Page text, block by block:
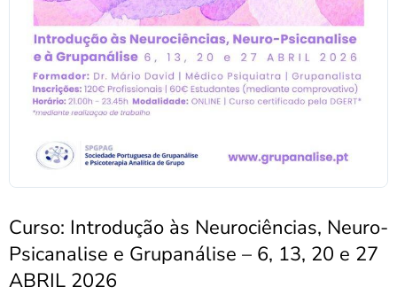
Curso: Introdução às Neurociências, Neuro-
Psicanalise e Grupanálise – 6, 13, 20 e 27
ABRIL 2026